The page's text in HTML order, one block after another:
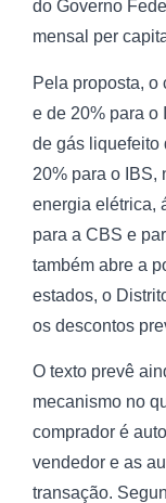
do Governo
mensal per
Pela proposta, o
e de 20% para o
de gás liquefeito
20% para o IBS,
energia elétrica,
para a CBS e
também abre a
estados, o
os descontos
O texto prevê
mecanismo no
comprador é
vendedor e as
transação.